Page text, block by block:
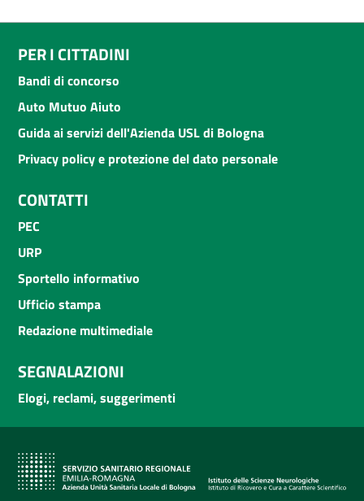
PER I CITTADINI
Bandi di concorso
Auto Mutuo Aiuto
Guida ai servizi dell'Azienda USL di Bologna
Privacy policy e protezione del dato personale
CONTATTI
PEC
URP
Sportello informativo
Ufficio stampa
Redazione multimediale
SEGNALAZIONI
Elogi, reclami, suggerimenti